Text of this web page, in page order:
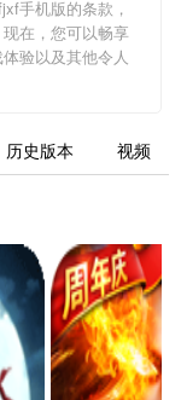
手机版的条款，
在，您可以畅享
验以及其他令人
历史版本 视频